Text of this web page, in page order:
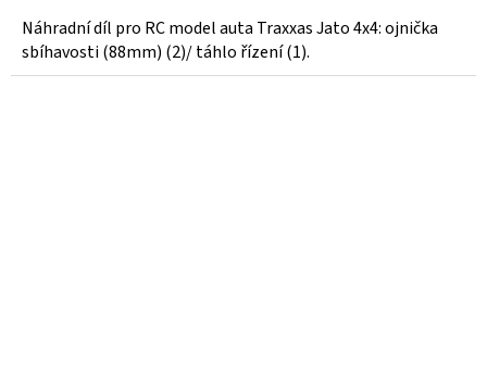
Náhradní díl pro RC model auta Traxxas Jato 4x4: ojnička
sbíhavosti (88mm) (2)/ táhlo řízení (1).